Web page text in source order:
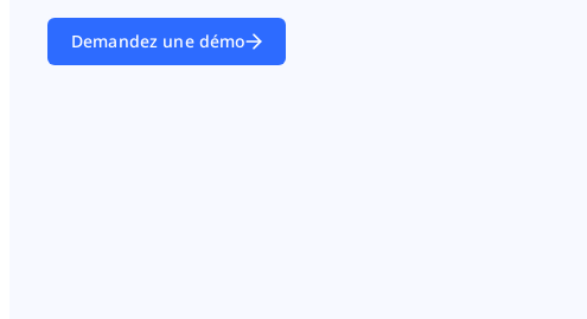
Demandez une démo